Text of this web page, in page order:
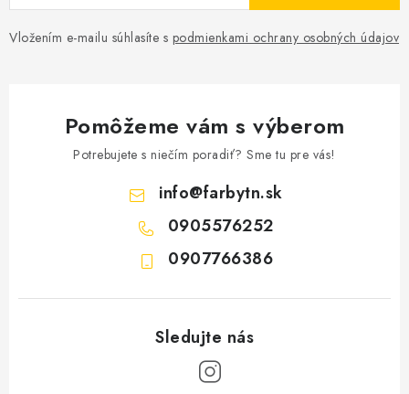
Vložením e-mailu súhlasíte s podmienkami ochrany osobných údajov
Pomôžeme vám s výberom
Potrebujete s niečím poradiť? Sme tu pre vás!
info@farbytn.sk
0905576252
0907766386